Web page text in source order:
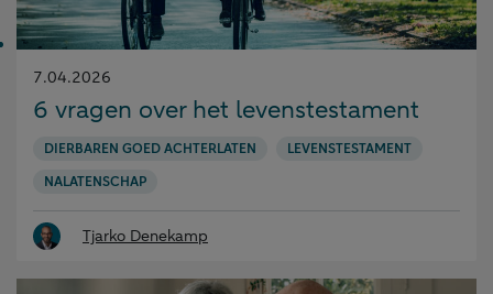
Gepubliceerd
op:
7.04.2026
6 vragen over het levenstestament
DIERBAREN GOED ACHTERLATEN
LEVENSTESTAMENT
NALATENSCHAP
Tjarko Denekamp